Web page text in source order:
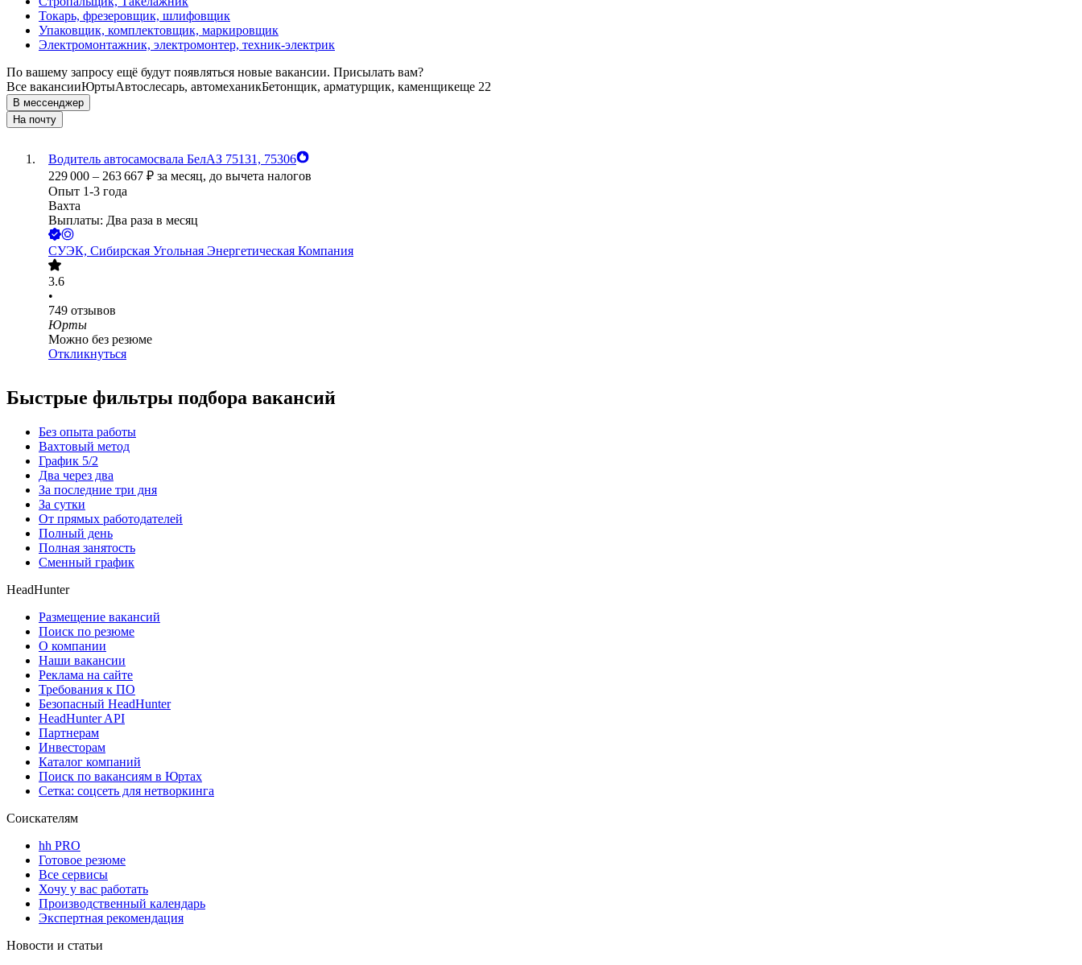
Токарь, фрезеровщик, шлифовщик
Упаковщик, комплектовщик, маркировщик
Электромонтажник, электромонтер, техник-электрик
По вашему запросу ещё будут появляться новые вакансии. Присылать вам?
Все вакансииЮртыАвтослесарь, автомеханикБетонщик, арматурщик, каменщикеще 22
В мессенджер
На почту
Водитель автосамосвала БелАЗ 75131, 75306
229 000 – 263 667 ₽ за месяц, до вычета налогов
Опыт 1-3 года
Вахта
Выплаты: Два раза в месяц
СУЭК, Сибирская Угольная Энергетическая Компания
3.6
•
749 отзывов
Юрты
Можно без резюме
Откликнуться
Быстрые фильтры подбора вакансий
Без опыта работы
Вахтовый метод
График 5/2
Два через два
За последние три дня
За сутки
От прямых работодателей
Полный день
Полная занятость
Сменный график
HeadHunter
Размещение вакансий
Поиск по резюме
О компании
Наши вакансии
Реклама на сайте
Требования к ПО
Безопасный HeadHunter
HeadHunter API
Партнерам
Инвесторам
Каталог компаний
Поиск по вакансиям в Юртах
Сетка: соцсеть для нетворкинга
Соискателям
hh PRO
Готовое резюме
Все сервисы
Хочу у вас работать
Производственный календарь
Экспертная рекомендация
Новости и статьи